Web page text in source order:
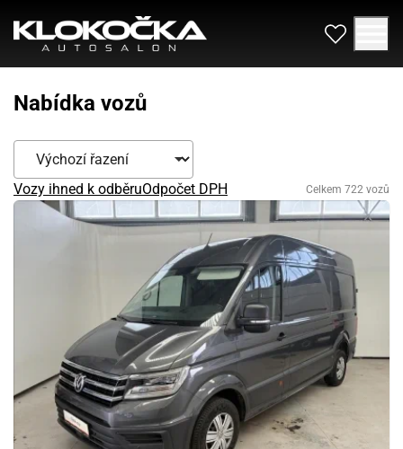
Nabídka vozů
Vozy ihned k odběruOdpočet DPH Celkem 722 vozů